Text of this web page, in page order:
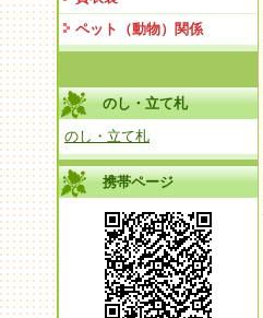
ペット（動物）関係
のし・立て札
のし・立て札
携帯ページ